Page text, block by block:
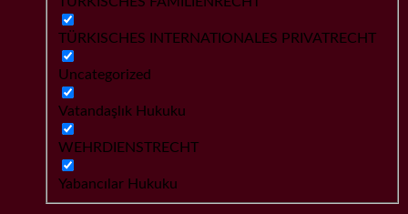
TÜRKISCHES INTERNATIONALES PRIVATRECHT
Uncategorized
Vatandaşlık Hukuku
WEHRDIENSTRECHT
Yabancılar Hukuku